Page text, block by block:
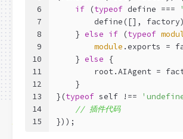
6
7
8
9
10
11
12
13
14
15
if (typeof define ===
define([],
    }
else if (typeof
module .exports =
    }
else {
root.AIAgent =
    }
}(typeof self !==
// 插件代码
}));